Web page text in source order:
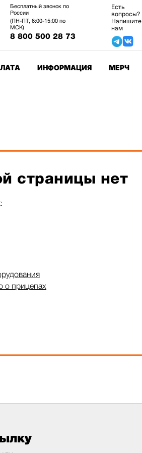
Бесплатный звонок по
России
(ПН-ПТ, 6:00-15:00 по
МСК)
8 800 500 28 73
Есть
вопросы?
Напишите
нам
ИНФОРМАЦИЯ МЕРЧ
страницы нет
о прицепах